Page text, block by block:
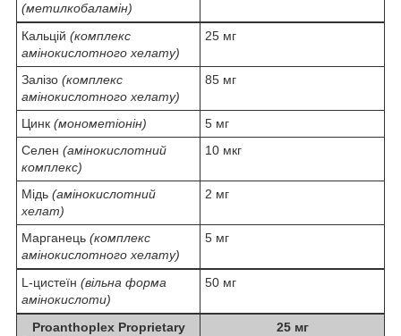
(метилкобаламін)
Кальцій (комплекс
амінокислотного хелату)
25 мг
Залізо (комплекс
амінокислотного хелату)
85 мг
Цинк (монометіонін)
5 мг
Селен (амінокислотний
комплекс)
10 мкг
Мідь (амінокислотний
хелат)
2 мг
Марганець (комплекс
амінокислотного хелату)
5 мг
L-цистеїн (вільна форма
амінокислоти)
50 мг
Proanthoplex Proprietary
25 мг